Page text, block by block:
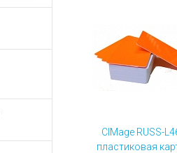
CIMage RUSS-
пластиковая